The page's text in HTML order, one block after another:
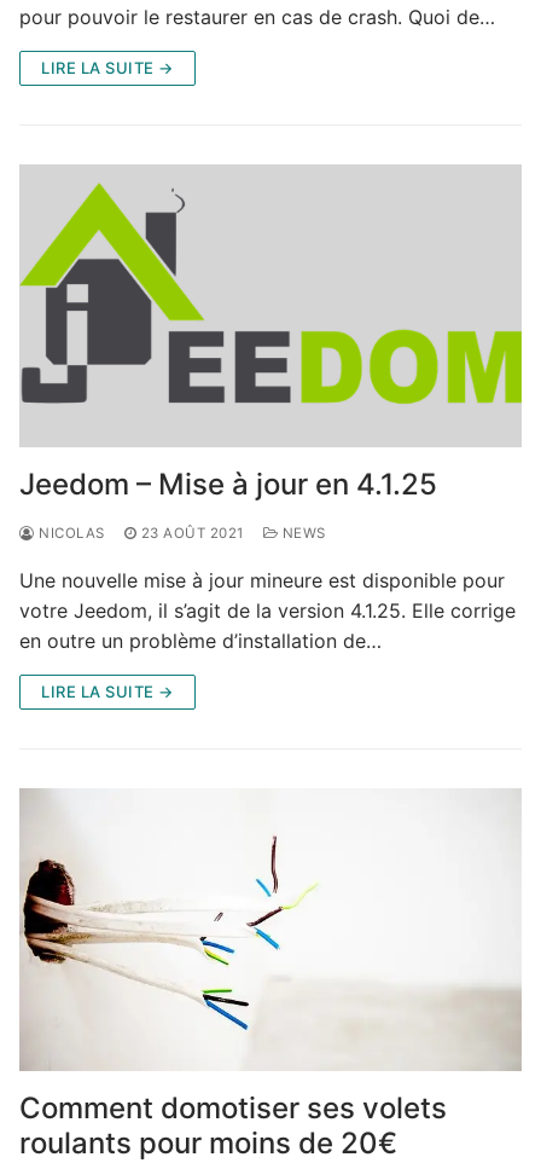
pour pouvoir le restaurer en cas de crash. Quoi de…
LIRE LA SUITE →
Jeedom – Mise à jour en 4.1.25
NICOLAS 23 AOÛT 2021 NEWS
Une nouvelle mise à jour mineure est disponible pour
votre Jeedom, il s’agit de la version 4.1.25. Elle corrige
en outre un problème d’installation de…
LIRE LA SUITE →
Comment domotiser ses volets
roulants pour moins de 20€